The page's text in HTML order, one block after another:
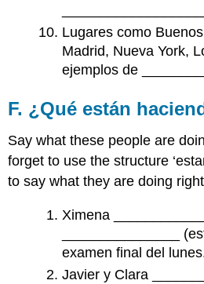
Lugares como
Madrid, Nueva York,
ejemplos de
F. ¿Qué están
Say what these people are
forget to use the structure
to say what they are doing
Ximena
_______________
examen final del
Javier y Clara